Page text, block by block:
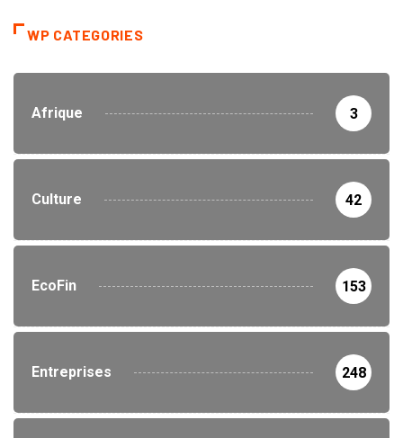
WP CATEGORIES
Afrique 3
Culture 42
EcoFin 153
Entreprises 248